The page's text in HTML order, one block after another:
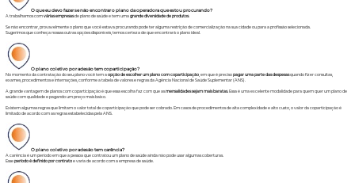
O que eu devo fazer se não encontrar o plano da operadora que estou procurando?
A trabalhamos comvárias empresasde plano de saúde e tem umagrande diversidade de produtos.
Se não encontrar, provavelmente o plano que você estava procurando pode ter alguma restrição de comercialização na sua cidade ou para a profissão selecionada.
Sugerimos que conheça nossas outras opções disponíveis, temos certeza de que encontrará o plano ideal.
O plano coletivo por adesão tem coparticipação?
No momento da contratação do seu plano você tem aopção de escolher um plano com coparticipação , em que é precisopagar uma parte das despesasquando fizer consultas,
exames, procedimentos e internações, conforme a tabela de valores e regras da Agência Nacional de Saúde Suplementar (ANS).
A grande vantagem de planos com coparticipação é que essa escolha faz com que asmensalidades sejam mais baratas. Essa é uma excelente modalidade para quem quer um plano de
saúde com qualidade e pagando um preço mais baixo.
Existem algumas regras que limitam o valor total de coparticipação que pode ser cobrado. Em casos de procedimentos de alta complexidade e alto custo, o valor da coparticipação é
limitado de acordo com as regras estabelecidas pela ANS.
O plano coletivo por adesão tem carência?
A carência é um período em que a pessoa que contratou um plano de saúde ainda não pode usar algumas coberturas.
Esseperíodo é definido por contratoe varia de acordo com a empresa de saúde.